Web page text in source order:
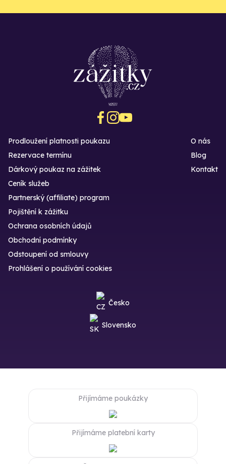
Prodloužení platnosti poukazu
Rezervace termínu
Dárkový poukaz na zážitek
O nás
Blog
Kontakt
Ceník služeb
Partnerský (affiliate) program
Pojištění k zážitku
Ochrana osobních údajů
Obchodní podmínky
Odstoupení od smlouvy
Prohlášení o používání cookies
Česko
Slovensko
Přijímáme poukázky
Přijímáme platební karty